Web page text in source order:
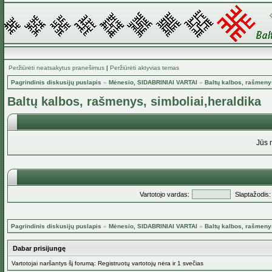
Peržiūrėti neatsakytus pranešimus | Peržiūrėti aktyvias temas
Pagrindinis diskusijų puslapis » Mėnesio, SIDABRINIAI VARTAI » Baltų kalbos,
Baltų kalbos, rašmenys, simboliai,heraldika
Jūs
Vartotojo vardas: Slaptažodis:
Pagrindinis diskusijų puslapis » Mėnesio, SIDABRINIAI VARTAI » Baltų kalbos,
Dabar prisijungę
Vartotojai naršantys šį forumą: Registruotų vartotojų nėra ir 1 svečias